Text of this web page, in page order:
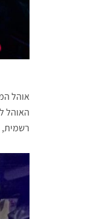
אוהל
רשמית,